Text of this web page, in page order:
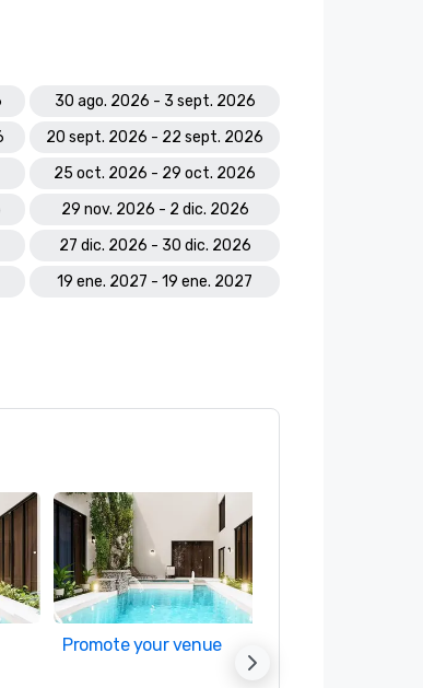
30 ago. 2026 - 3 sept. 2026
20 sept. 2026 - 22 sept. 2026
25 oct. 2026 - 29 oct. 2026
29 nov. 2026 - 2 dic. 2026
27 dic. 2026 - 30 dic. 2026
19 ene. 2027 - 19 ene. 2027
Promote your venue